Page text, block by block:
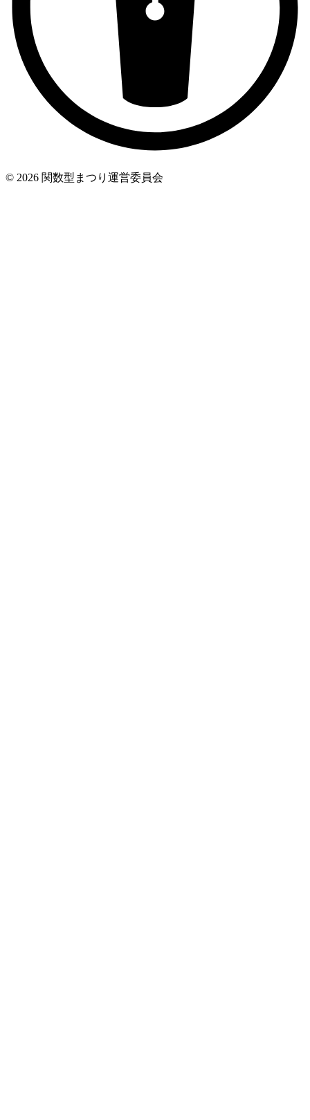
© 2026 関数型まつり運営委員会